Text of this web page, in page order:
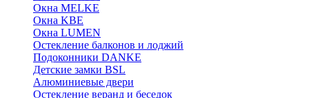
Окна MELKE
Окна KBE
Окна LUMEN
Остекление балконов и лоджий
Подоконники DANKE
Детские замки BSL
Алюминиевые двери
Остекление веранд и беседок